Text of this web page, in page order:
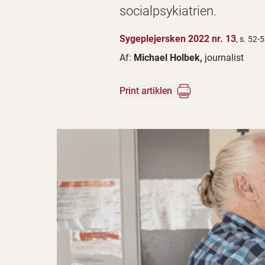
socialpsykiatrien.
Sygeplejersken 2022 nr. 13, s. 52-
Af: Michael Holbek, journalist
Print artiklen